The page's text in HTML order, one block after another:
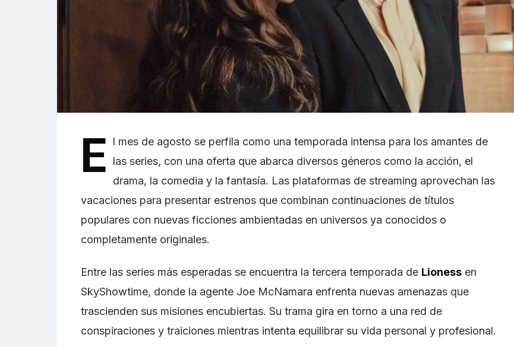
E
l mes de agosto se perfila como una temporada intensa para los amantes de
las series, con una oferta que abarca diversos géneros como la acción, el
drama, la comedia y la fantasía. Las plataformas de streaming aprovechan las
vacaciones para presentar estrenos que combinan continuaciones de títulos
populares con nuevas ficciones ambientadas en universos ya conocidos o
completamente originales.
Entre las series más esperadas se encuentra la tercera temporada de Lioness en
SkyShowtime, donde la agente Joe McNamara enfrenta nuevas amenazas que
trascienden sus misiones encubiertas. Su trama gira en torno a una red de
conspiraciones y traiciones mientras intenta equilibrar su vida personal y profesional.